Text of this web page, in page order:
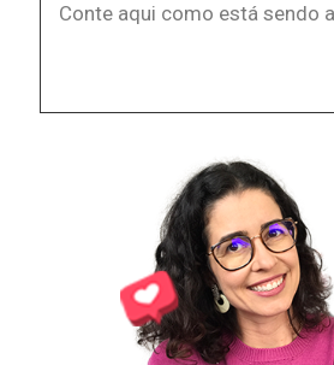
Conte aqui como está sendo